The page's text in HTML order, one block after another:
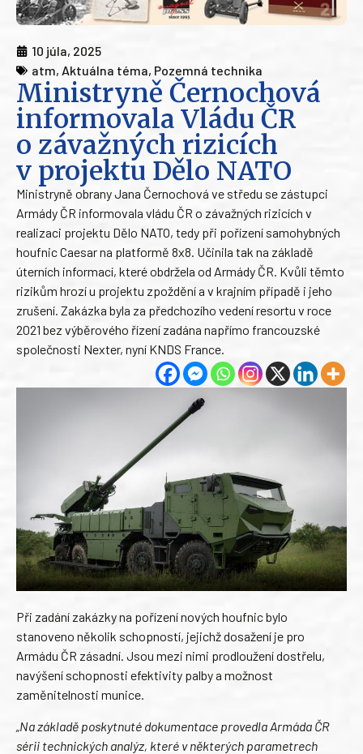
10 júla, 2025
atm, Aktuálna téma, Pozemná technika
Ministryně Černochová
informovala Vládu ČR
o závažných rizicích
v projektu Dělo NATO
Ministryně obrany Jana Černochová ve středu se zástupci
Armády ČR informovala vládu ČR o závažných rizicích v
realizaci projektu Dělo NATO, tedy při pořízení samohybných
houfnic Caesar na platformě 8x8. Učinila tak na základě
úterních informací, které obdržela od Armády ČR. Kvůli těmto
rizikům hrozí u projektu zpoždění a v krajním případě i jeho
zrušení. Zakázka byla za předchozího vedení resortu v roce
2021 bez výběrového řízení zadána napřímo francouzské
společnosti Nexter, nyní KNDS France.
Při zadání zakázky na pořízení nových houfnic bylo
stanoveno několik schopností, jejichž dosažení je pro
Armádu ČR zásadní. Jsou mezi nimi prodloužení dostřelu,
navýšení schopnosti efektivity palby a možnost
zaměnitelnosti munice.
„Na základě poskytnuté dokumentace provedla Armáda ČR
sérii technických analýz, které v některých parametrech